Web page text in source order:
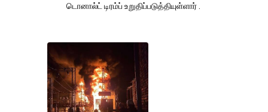
டொனால்ட் டிரம்ப் உறுதிப்படுத்தியுள்ளார் .